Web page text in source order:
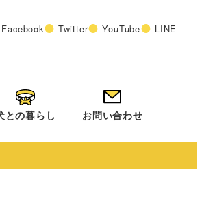
Facebook Twitter YouTube LINE
との暮らし お問い合わせ